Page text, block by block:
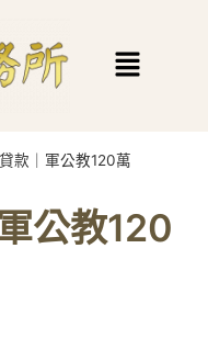
款｜軍公教120萬
公教120